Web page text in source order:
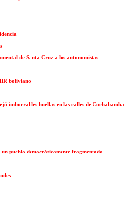
de Santa Cruz a los autonomistas
boliviano
imborrables huellas en las calles de Cochabamba
pueblo democráticamente fragmentado